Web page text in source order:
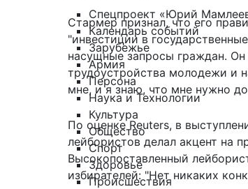
Спецпроект «Юрий
Календарь событий
Зарубежье
Армия
Персона
Наука и Технологии
Культура
Общество
Спорт
Здоровье
Происшествия
Стармер признал, что его
"инвестиции в
насущные запросы граждан.
трудоустройства молодежи и
мне, и я знаю, что мне нужно
По оценке Reuters, в
лейбористов делал акцент на
Высокопоставленный
избирателей: "Нет никаких